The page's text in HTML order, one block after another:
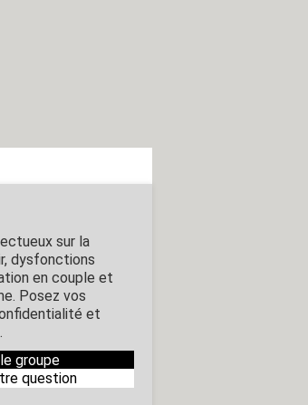
sur la
dysfonctions
en couple et
Posez vos
et
groupe
question